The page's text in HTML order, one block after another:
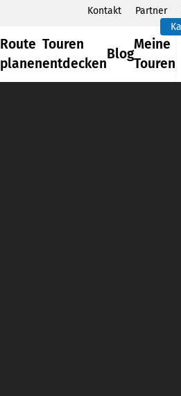
Kontakt Partner
Route
planen
Touren
entdecken
Blog
Meine
Touren